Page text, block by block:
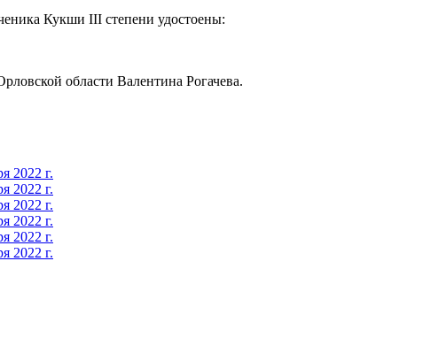
Кукши III степени удостоены:
области Валентина Рогачева.